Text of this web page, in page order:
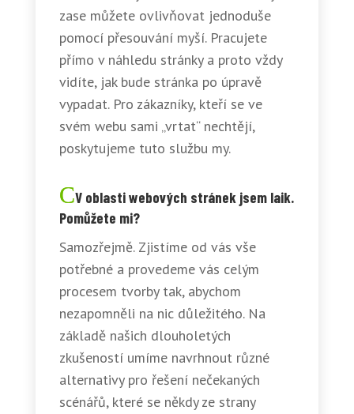
zase můžete ovlivňovat jednoduše
pomocí přesouvání myší. Pracujete
přímo v náhledu stránky a proto vždy
vidíte, jak bude stránka po úpravě
vypadat. Pro zákazníky, kteří se ve
svém webu sami „vrtat“ nechtějí,
poskytujeme tuto službu my.
V oblasti webových stránek jsem laik.
Pomůžete mi?
Samozřejmě. Zjistíme od vás vše
potřebné a provedeme vás celým
procesem tvorby tak, abychom
nezapomněli na nic důležitého. Na
základě našich dlouholetých
zkušeností umíme navrhnout různé
alternativy pro řešení nečekaných
scénářů, které se někdy ze strany